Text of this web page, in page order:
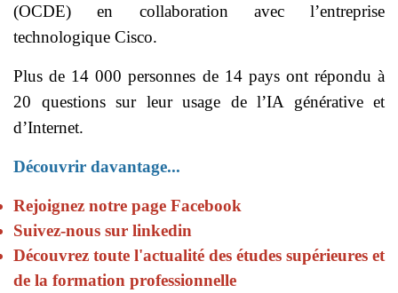
(OCDE) en collaboration avec l’entreprise
technologique Cisco.
Plus de 14 000 personnes de 14 pays ont répondu à
20 questions sur leur usage de l’IA générative et
d’Internet.
Découvrir davantage...
Rejoignez notre page Facebook
Suivez-nous sur linkedin
Découvrez toute l'actualité des études supérieures et
de la formation professionnelle